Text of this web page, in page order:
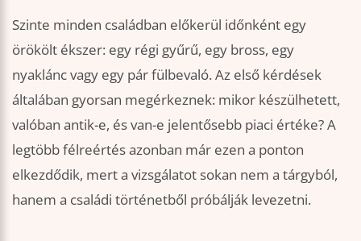
Szinte minden családban előkerül időnként egy
örökölt ékszer: egy régi gyűrű, egy bross, egy
nyaklánc vagy egy pár fülbevaló. Az első kérdések
általában gyorsan megérkeznek: mikor készülhetett,
valóban antik-e, és van-e jelentősebb piaci értéke? A
legtöbb félreértés azonban már ezen a ponton
elkezdődik, mert a vizsgálatot sokan nem a tárgyból,
hanem a családi történetből próbálják levezetni.